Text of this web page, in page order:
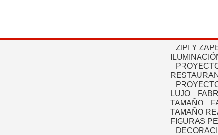
ZIPI Y
LUJO
TAMAÑO
TAMAÑO
FIGURAS